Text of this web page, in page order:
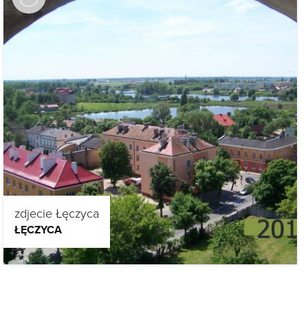
zdjecie Łęczyca
ŁĘCZYCA